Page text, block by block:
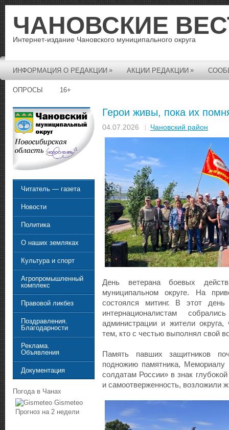
ЧАНОВСКИЕ
Интернет-издание Чановского муниципального округа
ИНФОРМАЦИЯ О РЕДАКЦИИ » АКЦИИ РЕДАКЦИИ »
ОПРОСЫ 16+
Герои живы, пока их
04.07.2026 Чановский район
День ветерана боевых
муниципальном округе. На
состоялся митинг. В этот
интернационалистам
администрации и жители
тем, кто с честью выполнял свой
Память павших защитников
подножию памятника,
солдатам России» в знак
и самоотверженность, возложили
Читатель — газета
Новости
Политика
О наших земляках
Культура и спорт
Агропромышленный
комплекс
Правовой ликбез
Поздравления.
Благодарности
Реклама.
Объявления
Документация
Погода в Чанах
Gismeteo
Прогноз на 2 недели